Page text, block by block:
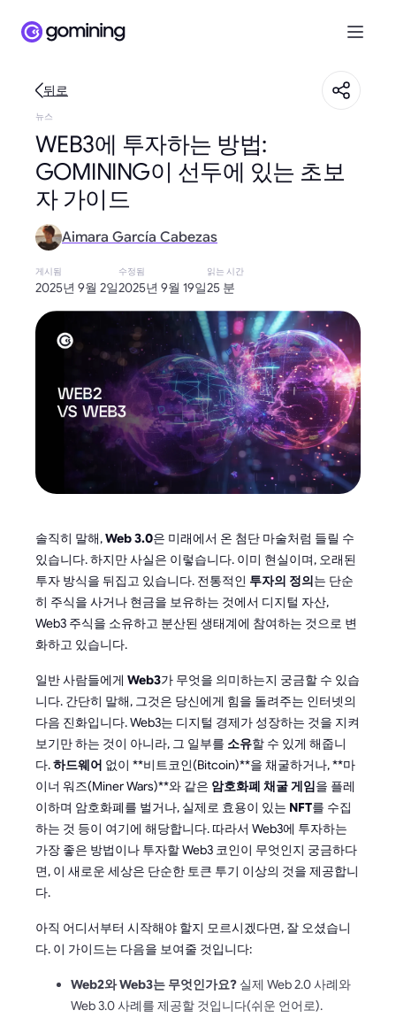
뒤로
뉴스
WEB3에 투자하는 방법:
GOMINING이 선두에 있는 초보
자 가이드
Aimara García Cabezas
게시됨
2025년 9월 2일
수정됨
2025년 9월 19일
읽는 시간
25 분
솔직히 말해,Web 3.0은 미래에서 온 첨단 마술처럼 들릴 수
있습니다. 하지만 사실은 이렇습니다. 이미 현실이며, 오래된
투자 방식을 뒤집고 있습니다. 전통적인 투자의 정의는 단순
히 주식을 사거나 현금을 보유하는 것에서 디지털 자산,
Web3 주식을 소유하고 분산된 생태계에 참여하는 것으로 변
화하고 있습니다.
일반 사람들에게 Web3가 무엇을 의미하는지 궁금할 수 있습
니다. 간단히 말해, 그것은 당신에게 힘을 돌려주는 인터넷의
다음 진화입니다. Web3는 디지털 경제가 성장하는 것을 지켜
보기만 하는 것이 아니라, 그 일부를 소유할 수 있게 해줍니
다.하드웨어 없이 **비트코인(Bitcoin)**을 채굴하거나, **마
이너 워즈(Miner Wars)**와 같은 암호화폐 채굴 게임을 플레
이하며 암호화폐를 벌거나, 실제로 효용이 있는 NFT를 수집
하는 것 등이 여기에 해당합니다. 따라서 Web3에 투자하는
가장 좋은 방법이나 투자할 Web3 코인이 무엇인지 궁금하다
면, 이 새로운 세상은 단순한 토큰 투기 이상의 것을 제공합니
다.
아직 어디서부터 시작해야 할지 모르시겠다면, 잘 오셨습니
다. 이 가이드는 다음을 보여줄 것입니다:
Web2와 Web3는 무엇인가요? 실제 Web 2.0 사례와
Web 3.0 사례를 제공할 것입니다(쉬운 언어로).